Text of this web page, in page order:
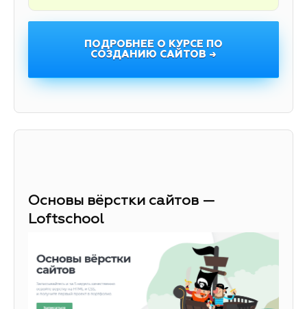
ПОДРОБНЕЕ О КУРСЕ ПО
СОЗДАНИЮ САЙТОВ →
Основы вёрстки сайтов —
Loftschool